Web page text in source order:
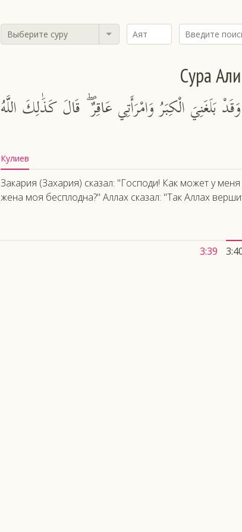
Выберите суру
Сура
بَلَغَنِيَ الْكِبَرُ وَامْرَأَتِي عَاقِرٌ ۖ قَالَ كَذَٰلِكَ اللَّهُ
Кулиев
Закария (Захария) сказал: "Господи! Как может у
жена моя бесплодна?" Аллах сказал: "Так Аллах
3:39